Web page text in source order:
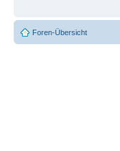
Foren-Übersicht